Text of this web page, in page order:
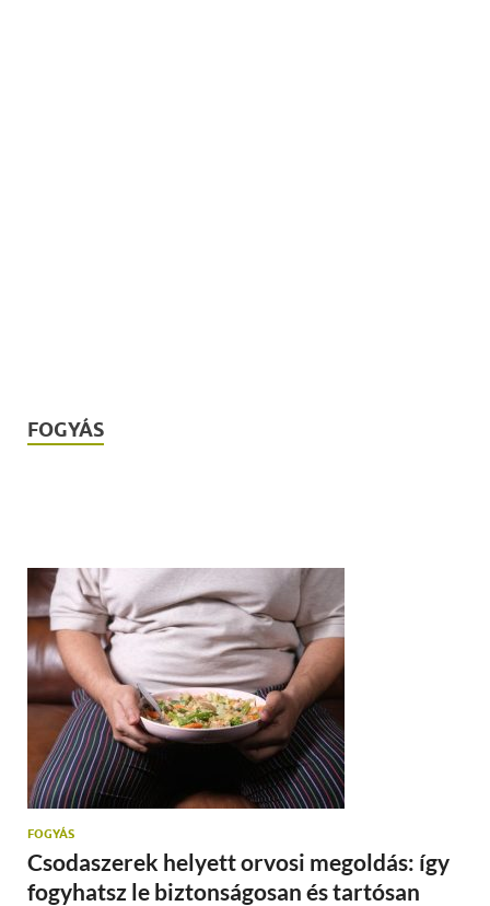
FOGYÁS
FOGYÁS
Csodaszerek helyett orvosi megoldás: így
fogyhatsz le biztonságosan és tartósan